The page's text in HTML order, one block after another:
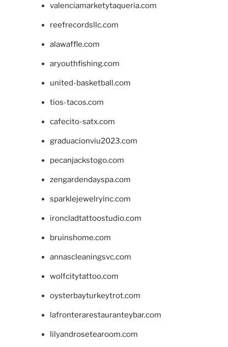
valenciamarketytaqueria.com
reefrecordsllc.com
alawaffle.com
aryouthfishing.com
united-basketball.com
tios-tacos.com
cafecito-satx.com
graduacionviu2023.com
pecanjackstogo.com
zengardendayspa.com
sparklejewelryinc.com
ironcladtattoostudio.com
bruinshome.com
annascleaningsvc.com
wolfcitytattoo.com
oysterbayturkeytrot.com
lafronterarestauranteybar.com
lilyandrosetearoom.com